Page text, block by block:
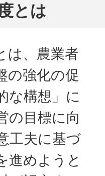
とは
は、農業者
の強化の促
な構想」に
の目標に向
工夫に基づ
進めようと